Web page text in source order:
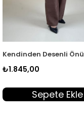
İkili Takım
Düğmeli Tunik ve
Kendinden